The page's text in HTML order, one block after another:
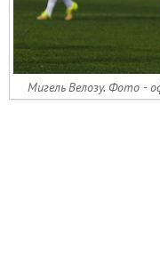
Мигель Велозу. Фото -